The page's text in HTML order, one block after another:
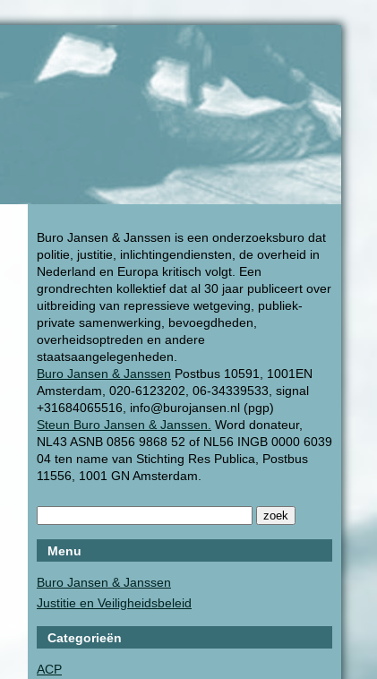
Buro Jansen & Janssen is een onderzoeksburo dat
politie, justitie, inlichtingendiensten, de overheid in
Nederland en Europa kritisch volgt. Een
grondrechten kollektief dat al 30 jaar publiceert over
uitbreiding van repressieve wetgeving, publiek-
private samenwerking, bevoegdheden,
overheidsoptreden en andere
staatsaangelegenheden.
Buro Jansen & Janssen Postbus 10591, 1001EN
Amsterdam, 020-6123202, 06-34339533, signal
+31684065516, info@burojansen.nl (pgp)
Steun Buro Jansen & Janssen. Word donateur,
NL43 ASNB 0856 9868 52 of NL56 INGB 0000 6039
04 ten name van Stichting Res Publica, Postbus
11556, 1001 GN Amsterdam.
Menu
Buro Jansen & Janssen
Justitie en Veiligheidsbeleid
Categorieën
ACP